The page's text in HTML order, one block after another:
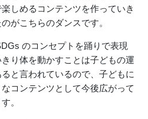
しめるコンテンツを作っていき
がこちらのダンスです。
のコンセプトを踊りで表現
り体を動かすことは子どもの運
と言われているので、子どもに
コンテンツとして今後広がって
。